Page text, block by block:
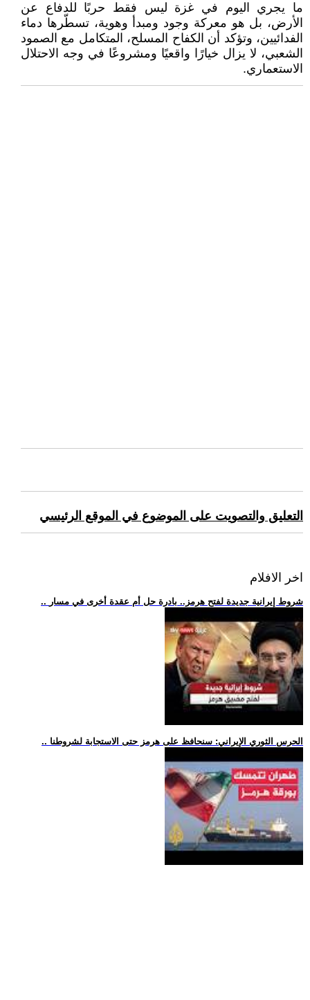
ما يجري اليوم في غزة ليس فقط حربًا للدفاع عن
الأرض، بل هو معركة وجود ومبدأ وهوية، تسطّرها دماء
الفدائيين، وتؤكد أن الكفاح المسلح، المتكامل مع الصمود
الشعبي، لا يزال خيارًا واقعيًا ومشروعًا في وجه الاحتلال
الاستعماري.
التعليق والتصويت على الموضوع في الموقع الرئيسي
اخر الافلام
.. شروط إيرانية جديدة لفتح هرمز.. بادرة حل أم عقدة أخرى في مسار
.. الحرس الثوري الإيراني: سنحافظ على هرمز حتى الاستجابة لشروطنا